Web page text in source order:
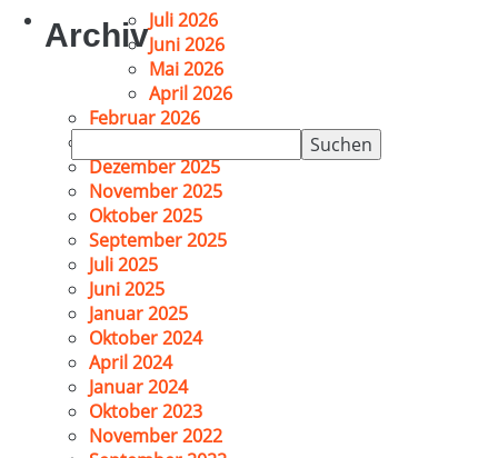
Suchen
nach:
ArchivJuli 2026
Juni 2026
Mai 2026
April 2026
Februar 2026
Dezember 2025
November 2025
Oktober 2025
September 2025
Juli 2025
Juni 2025
Januar 2025
Oktober 2024
April 2024
Januar 2024
Oktober 2023
November 2022